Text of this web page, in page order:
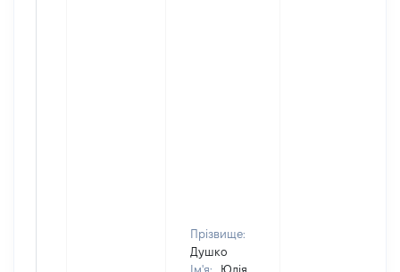
Прізвище:
Душко
Ім'я:
Юлія